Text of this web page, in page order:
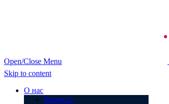
Open/Close Menu
Skip to content
О нас
Клиенты